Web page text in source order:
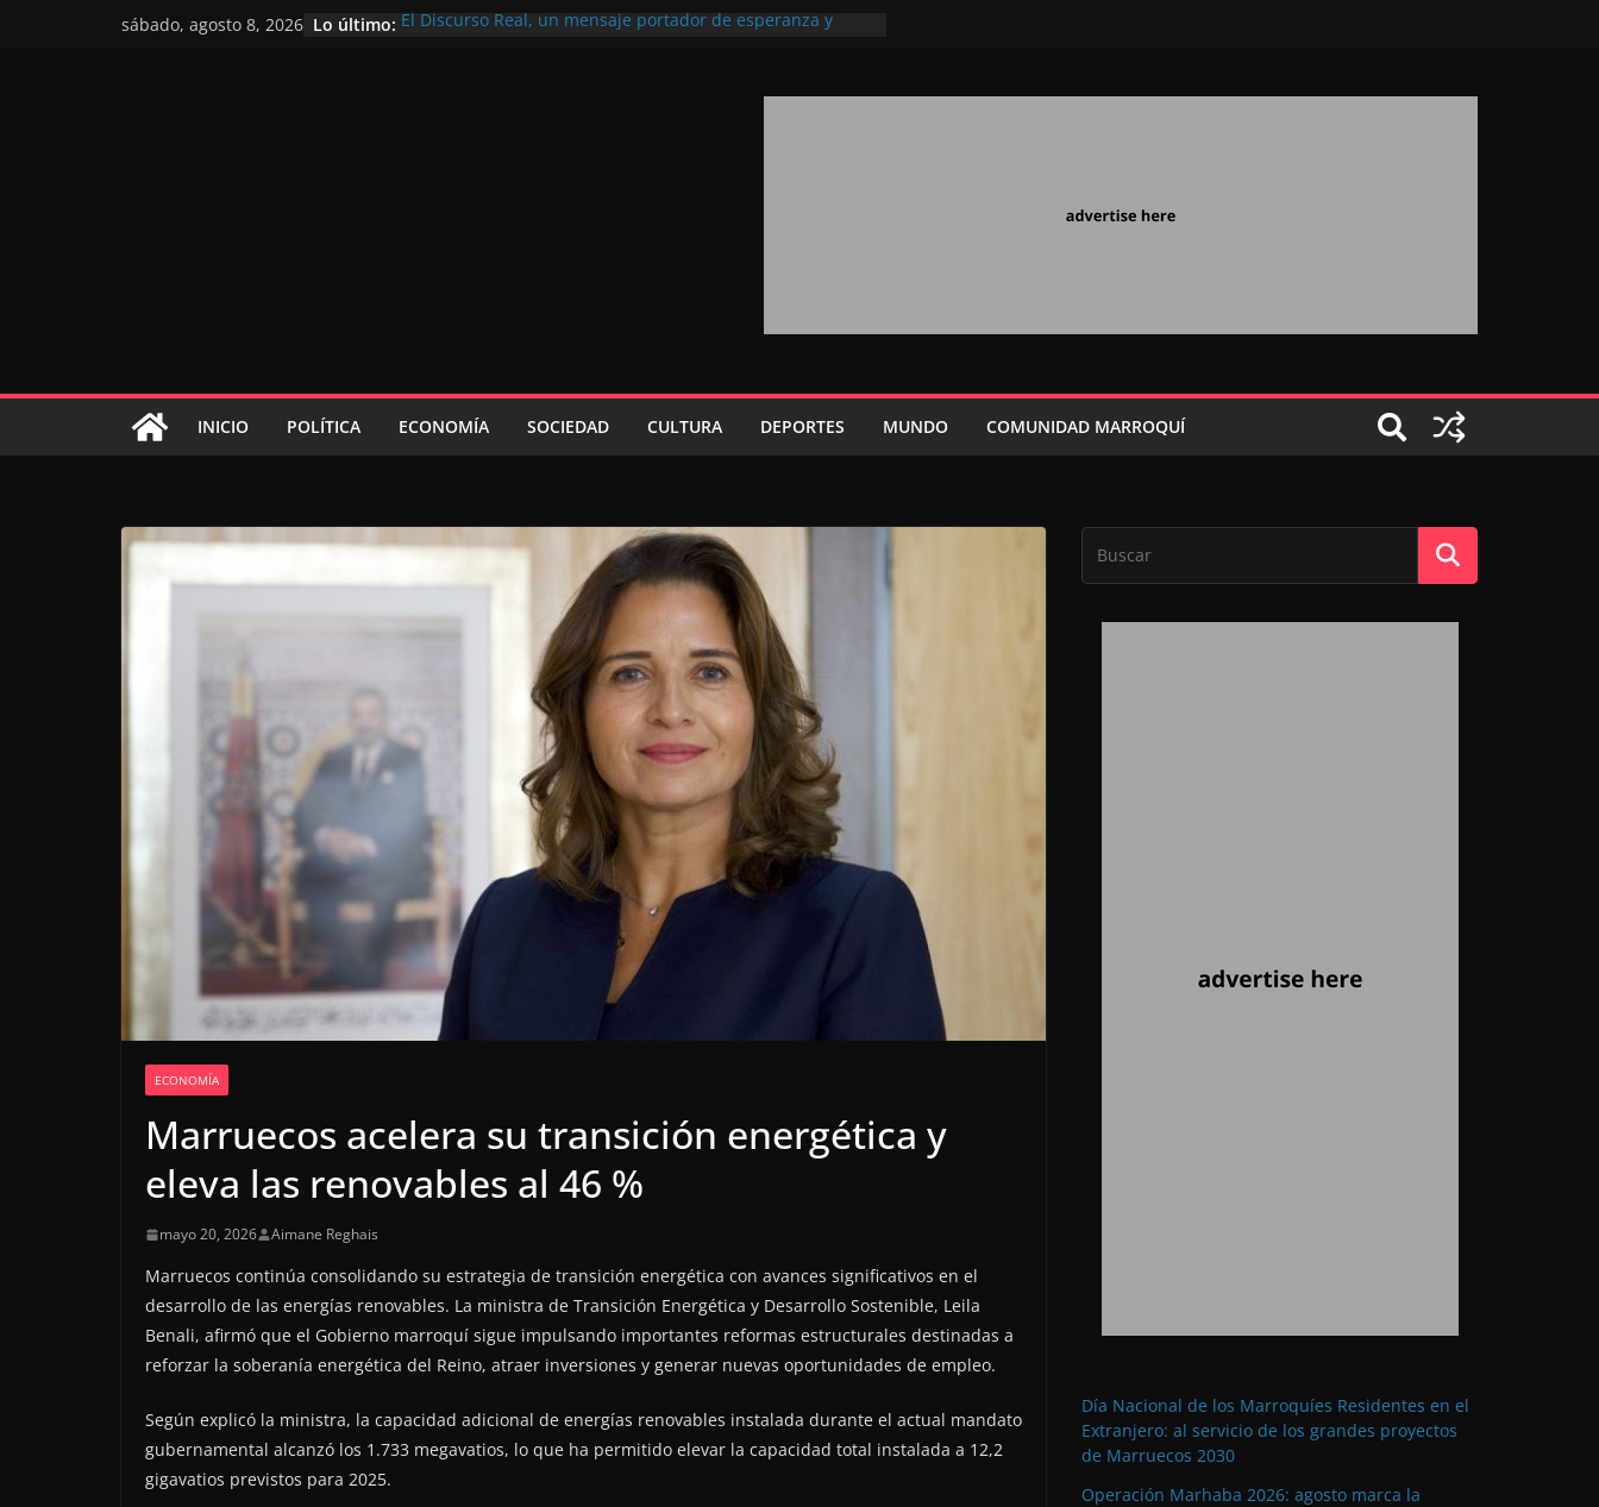
sábado, agosto 8, 2026 Lo último: El Discurso Real, un mensaje portador de esperanza y
Extranjero: al servicio de los grandes proyectos de
INICIO POLÍTICA ECONOMÍA SOCIEDAD CULTURA DEPORTES MUNDO COMUNIDAD MARROQUÍ
ECONOMÍA
Marruecos acelera su transición energética y
eleva las renovables al 46 %
mayo 20, 2026 Aimane Reghais
Marruecos continúa consolidando su estrategia de transición energética con avances significativos en el
desarrollo de las energías renovables. La ministra de Transición Energética y Desarrollo Sostenible, Leila
Benali, afirmó que el Gobierno marroquí sigue impulsando importantes reformas estructurales destinadas a
reforzar la soberanía energética del Reino, atraer inversiones y generar nuevas oportunidades de empleo.
Según explicó la ministra, la capacidad adicional de energías renovables instalada durante el actual mandato
gubernamental alcanzó los 1.733 megavatios, lo que ha permitido elevar la capacidad total instalada a 12,2
gigavatios previstos para 2025.
Día Nacional de los Marroquíes Residentes en el
Extranjero: al servicio de los grandes proyectos
de Marruecos 2030
Operación Marhaba 2026: agosto marca la